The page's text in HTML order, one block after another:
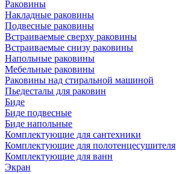
Раковины
Накладные раковины
Подвесные раковины
Встраиваемые сверху раковины
Встраиваемые снизу раковины
Напольные раковины
Мебельные раковины
Раковины над стиральной машиной
Пьедесталы для раковин
Биде
Биде подвесные
Биде напольные
Комплектующие для сантехники
Комплектующие для полотенцесушителя
Комплектующие для ванн
Экран